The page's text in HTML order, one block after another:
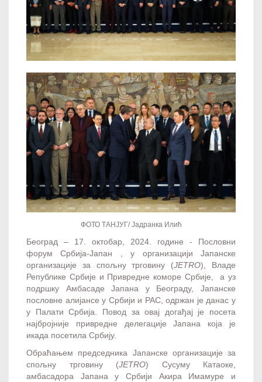
ФОТО ТАНЈУГ/ Јадранка Илић
Београд – 17. октобар, 2024. године - Пословни
форум Србија-Јапан , у организацији Јапанске
организације за спољну трговину (ЈЕТRО), Владе
Републике Србије и Привредне коморе Србије, а уз
подршку Амбасаде Јапана у Београду, Јапанске
пословне алијансе у Србији и РАС, одржан је данас у
у Палати Србија. Повод за овај догађај је посета
најбројније привредне делегације Јапана која је
икада посетила Србију.
Обраћањем председника Јапанске организације за
спољну трговину (ЈЕТRО) Сусуму Катаоке,
амбасадора Јапана у Србији Акира Имамуре и